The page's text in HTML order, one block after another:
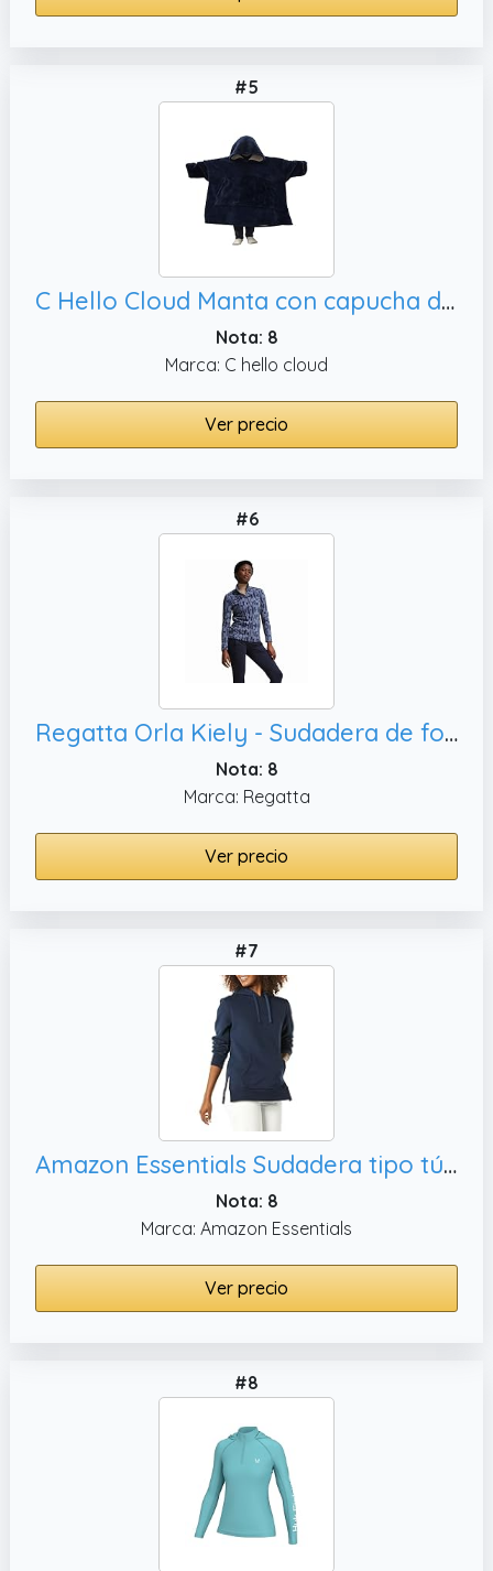
#5
C Hello Cloud Manta con capucha de gran tamaño, Talla única Mujeres Niñas Adultos Hombres Niños azul marino
Nota: 8
Marca: C hello cloud
Ver precio
#6
Regatta Orla Kiely - Sudadera de forro polar con media cremallera para mujer, 36
Nota: 8
Marca: Regatta
Ver precio
#7
Amazon Essentials Sudadera tipo túnica de rizo francés con capucha para mujer, talla M
Nota: 8
Marca: Amazon Essentials
Ver precio
#8